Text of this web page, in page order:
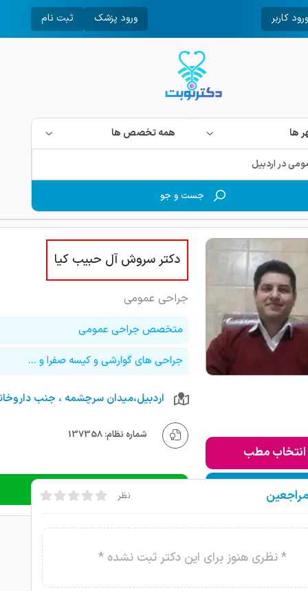
ورود کاربر ورود پزشک ثبت نام
ها همه تخصص ها
جست و جو
انتخاب مطب
به لیست من
دکتر سروش آل حبیب کیا
جراحی عمومی
متخصص جراحی عمومی
جراحی های گوارشی و کیسه صفرا و ...
شماره نظام: 137358
دریافت نوبت تلفنی نظر
* نظری هنوز برای این دکتر ثبت نشده *